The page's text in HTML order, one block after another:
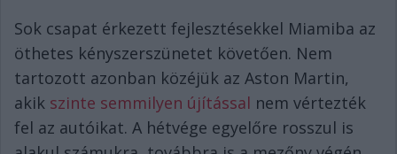
Sok csapat érkezett fejlesztésekkel Miamiba az
öthetes kényszerszünetet követően. Nem
tartozott azonban közéjük az Aston Martin,
akik szinte semmilyen újítással nem vértezték
fel az autóikat. A hétvége egyelőre rosszul is